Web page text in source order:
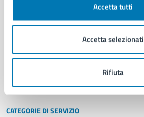
Accetta tutti
Accetta selezionati
Rifiuta
Enti e fondazioni
Personale amministrativo
Intranet, posta aziendale e protocollo
CATEGORIE DI SERVIZIO